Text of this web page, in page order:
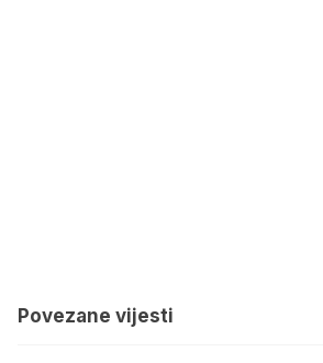
Povezane vijesti